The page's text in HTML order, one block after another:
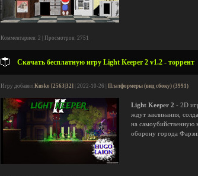
Комментариев: 2 | Просмотров: 2751
Скачать бесплатную игру Light Keeper 2 v1.2 - торрент
Игру добавил Kusko [2563|32] | 2022-10-26 | Платформеры (вид сбоку) (3991)
Light Keeper 2 - 2D
ждут заклинания,
на самоубийственную
оборону города